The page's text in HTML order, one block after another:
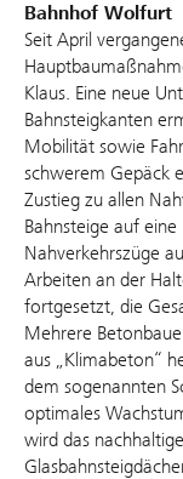
Bahnhof Wolfurt
Seit April
Klaus. Eine neue
Bahnsteigkanten
Mobilität sowie
schwerem Gepäck
Zustieg zu allen
Bahnsteige auf
Nahverkehrszüge
Arbeiten an der
fortgesetzt, die
Mehrere
aus „Klimabeton“
dem sogenannten
optimales
wird das